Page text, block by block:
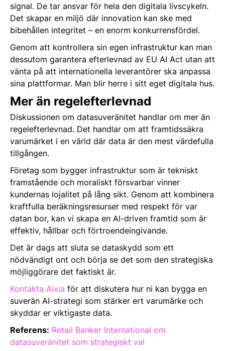
signal. De tar ansvar för hela den digitala livscykeln.
Det skapar en miljö där innovation kan ske med
bibehållen integritet – en enorm konkurrensfördel.
Genom att kontrollera sin egen infrastruktur kan man
dessutom garantera efterlevnad av EU AI Act utan att
vänta på att internationella leverantörer ska anpassa
sina plattformar. Man blir herre i sitt eget digitala hus.
Mer än regelefterlevnad
Diskussionen om datasuveränitet handlar om mer än
regelefterlevnad. Det handlar om att framtidssäkra
varumärket i en värld där data är den mest värdefulla
tillgången.
Företag som bygger infrastruktur som är tekniskt
framstående och moraliskt försvarbar vinner
kundernas lojalitet på lång sikt. Genom att kombinera
kraftfulla beräkningsresurser med respekt för var
datan bor, kan vi skapa en AI-driven framtid som är
effektiv, hållbar och förtroendeingivande.
Det är dags att sluta se dataskydd som ett
nödvändigt ont och börja se det som den strategiska
möjliggörare det faktiskt är.
Kontakta Aixia för att diskutera hur ni kan bygga en
suverän AI-strategi som stärker ert varumärke och
skyddar er viktigaste data.
Referens: Retail Banker International om
datasuveränitet som strategiskt val